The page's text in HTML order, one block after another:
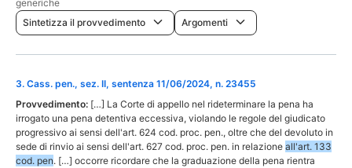
generiche
Sintetizza il provvedimento
Argomenti
3. Cass. pen., sez. II, sentenza 11/06/2024, n. 23455
Provvedimento: […] La Corte di appello nel rideterminare la pena ha
irrogato una pena detentiva eccessiva, violando le regole del giudicato
progressivo ai sensi dell'art. 624 cod. proc. pen., oltre che del devoluto in
sede di rinvio ai sensi dell'art. 627 cod. proc. pen. in relazione all'art. 133
cod. pen. […] occorre ricordare che la graduazione della pena rientra